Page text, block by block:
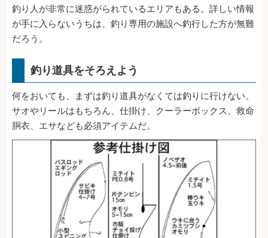
釣り人が非常に迷惑がられているエリアもある。詳しい情報
が手に入らないうちは、釣り専用の施設へ釣行した方が無難
だろう。
釣り道具をそろえよう
何をおいても、まずは釣り道具がなくては釣りに行けない。
サオやリールはもちろん、仕掛け、クーラーボックス、救命
胴衣、エサなども必須アイテムだ。